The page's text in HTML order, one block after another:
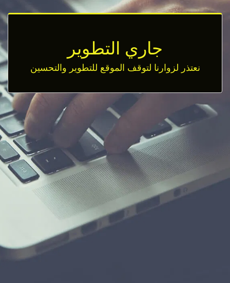
جاري التطوير
نعتذر لزوارنا لتوقف الموقع للتطوير والتحسين